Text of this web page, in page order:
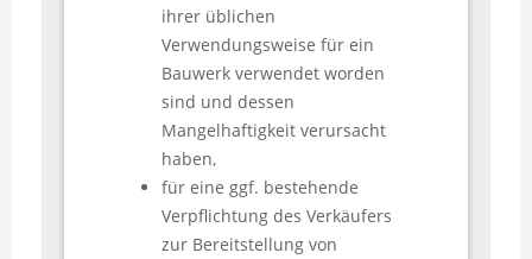
ihrer üblichen
Verwendungsweise für ein
Bauwerk verwendet worden
sind und dessen
Mangelhaftigkeit verursacht
haben,
für eine ggf. bestehende
Verpflichtung des Verkäufers
zur Bereitstellung von